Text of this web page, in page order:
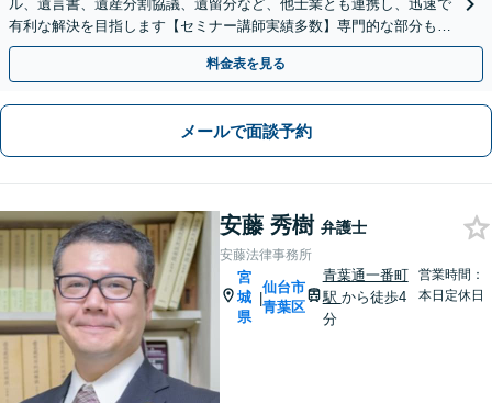
ル、遺言書、遺産分割協議、遺留分など、他士業とも連携し、迅速で
有利な解決を目指します【セミナー講師実績多数】専門的な部分もわ
かりやすくご案内【弁護士経験15年以上】
料金表を見る
メールで面談予約
安藤 秀樹 弁護士
安藤法律事務所
宮
城
県
|
仙台市
青葉区
青葉通一番町
駅 から徒歩4
分
営業時間：
本日定休日